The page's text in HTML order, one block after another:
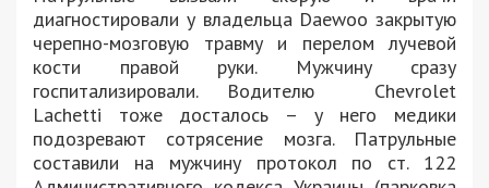
диагностировали у владельца Daewoo закрытую
черепно-мозговую травму и перелом лучевой
кости правой руки. Мужчину сразу
госпитализировали. Водителю Chevrolet
Lachetti тоже досталось – у него медики
подозревают сотрясение мозга. Патрульные
составили на мужчину протокол по ст. 122